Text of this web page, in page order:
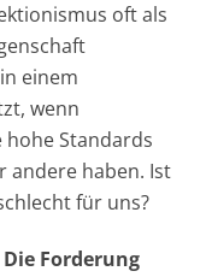
oft als
einem
wenn
hohe Standards
andere haben. Ist
für uns?
Forderung